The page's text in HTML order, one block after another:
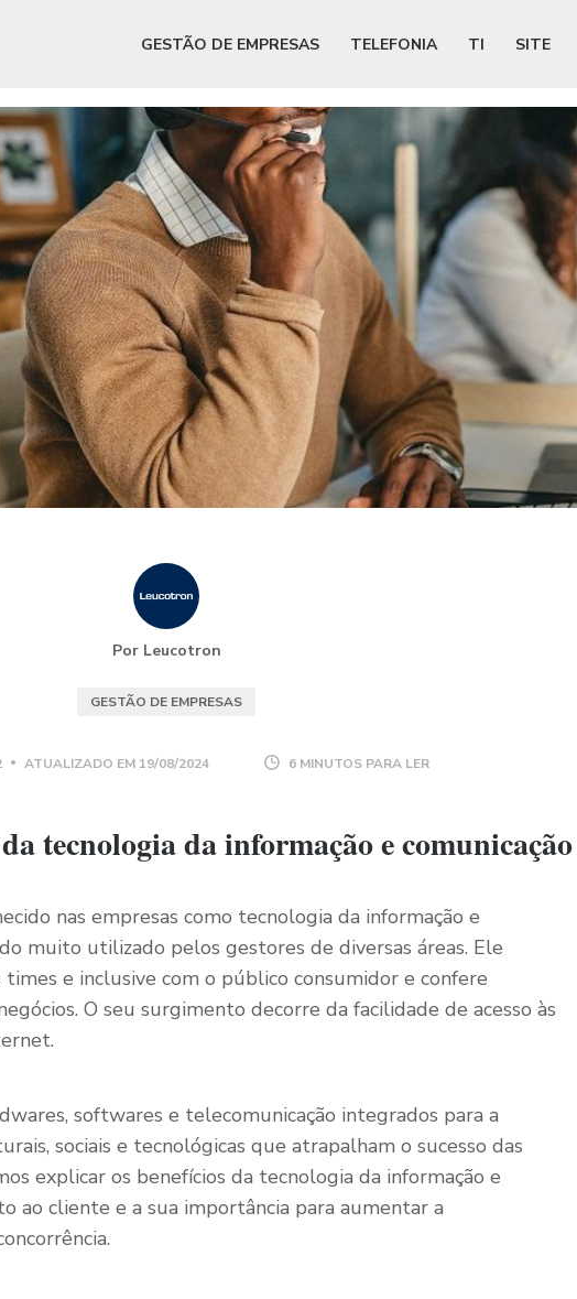
GESTÃO DE EMPRESAS TELEFONIA TI SITE
Por Leucotron
GESTÃO DE EMPRESAS
ATUALIZADO EM 19/08/2024 6 MINUTOS PARA LER
tecnologia da informação e comunicação
nas empresas como tecnologia da informação e
muito utilizado pelos gestores de diversas áreas. Ele
e inclusive com o público consumidor e confere
O seu surgimento decorre da facilidade de acesso às
softwares e telecomunicação integrados para a
sociais e tecnológicas que atrapalham o sucesso das
explicar os benefícios da tecnologia da informação e
ao cliente e a sua importância para aumentar a